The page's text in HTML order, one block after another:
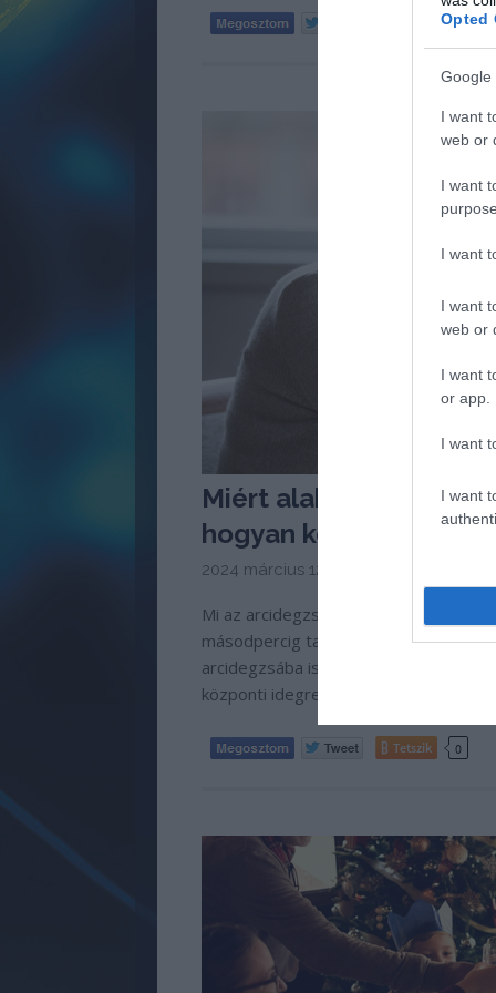
Opted
Google
I want
web or
I want
I want
I want
web or
I want
or app.
I want
I want
0
Miért alakulhat ki
hogyan kezelhető?
2024 március 12 -
Mi az arcidegzsába? Az arcidegzsába
másodpercig tartó, de annál
arcidegzsába is a neuropátiás
központi idegrendszer egyes
Tetszik 0